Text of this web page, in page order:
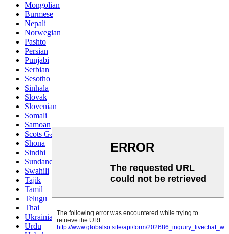
Mongolian
Burmese
Nepali
Norwegian
Pashto
Persian
Punjabi
Serbian
Sesotho
Sinhala
Slovak
Slovenian
Somali
Samoan
Scots Gaelic
Shona
Sindhi
Sundanese
Swahili
Tajik
Tamil
Telugu
Thai
Ukrainian
Urdu